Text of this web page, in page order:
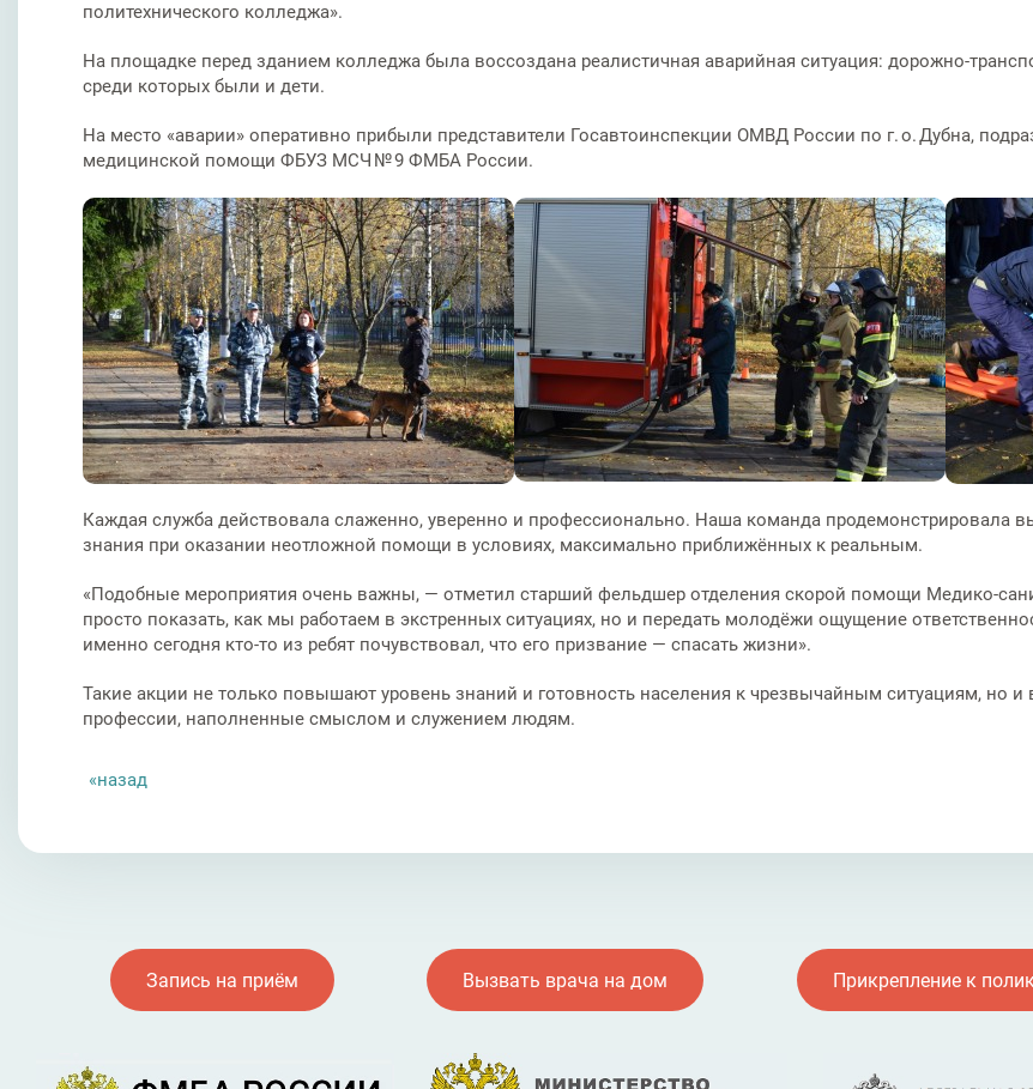
политехнического колледжа».
На площадке перед зданием колледжа была воссоздана реалистичная аварийная ситуация:
среди которых были и дети.
На место «аварии» оперативно прибыли представители Госавтоинспекции ОМВД России по г. о. Дубна,
медицинской помощи ФБУЗ МСЧ № 9 ФМБА России.
Каждая служба действовала слаженно, уверенно и профессионально. Наша команда продемонстрировала
знания при оказании неотложной помощи в условиях, максимально приближённых к реальным.
«Подобные мероприятия очень важны, — отметил старший фельдшер отделения скорой помощи
просто показать, как мы работаем в экстренных ситуациях, но и передать молодёжи ощущение
именно сегодня кто‑то из ребят почувствовал, что его призвание — спасать жизни».
Такие акции не только повышают уровень знаний и готовность населения к чрезвычайным ситуациям, но
профессии, наполненные смыслом и служением людям.
назад
Запись на приём Вызвать врача на дом Прикрепление к